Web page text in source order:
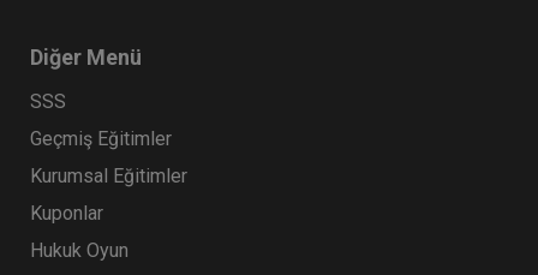
Diğer Menü
SSS
Geçmiş Eğitimler
Kurumsal Eğitimler
Kuponlar
Hukuk Oyun